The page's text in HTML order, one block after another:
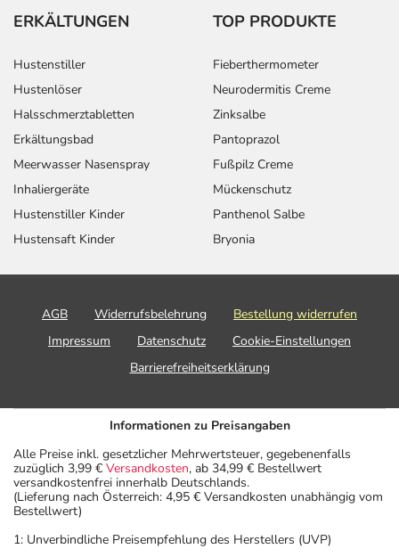
ERKÄLTUNGEN
Hustenstiller
Hustenlöser
Halsschmerztabletten
Erkältungsbad
Meerwasser Nasenspray
Inhaliergeräte
Hustenstiller Kinder
Hustensaft Kinder
TOP PRODUKTE
Fieberthermometer
Neurodermitis Creme
Zinksalbe
Pantoprazol
Fußpilz Creme
Mückenschutz
Panthenol Salbe
Bryonia
AGB Widerrufsbelehrung
Bestellung widerrufen
Impressum
Datenschutz
Cookie-Einstellungen
Barrierefreiheitserklärung
Informationen zu Preisangaben
Alle Preise inkl. gesetzlicher Mehrwertsteuer, gegebenenfalls
zuzüglich 3,99 € Versandkosten, ab 34,99 € Bestellwert
versandkostenfrei innerhalb Deutschlands.
(Lieferung nach Österreich: 4,95 € Versandkosten unabhängig vom
Bestellwert)
1: Unverbindliche Preisempfehlung des Herstellers (UVP)